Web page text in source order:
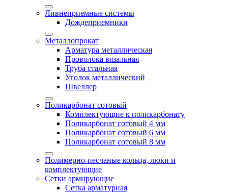
Ливнеприемные системы
Дождеприемники
Металлопрокат
Арматура металлическая
Проволока вязальная
Труба стальная
Уголок металлический
Швеллер
Поликарбонат сотовый
Комплектующие к поликарбонату
Поликарбонат сотовый 4 мм
Поликарбонат сотовый 6 мм
Поликарбонат сотовый 8 мм
Полимерно-песчаные кольца, люки и
комплектующие
Сетки армирующие
Сетка арматурная